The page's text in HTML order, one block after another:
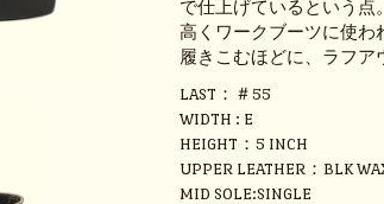
で仕上げているという点
高くワークブーツに使わ
履きこむほどに、ラフア
LAST：＃55
WIDTH : E
HEIGHT：5 INCH
UPPER LEATHER：BLK
MID SOLE:SINGLE